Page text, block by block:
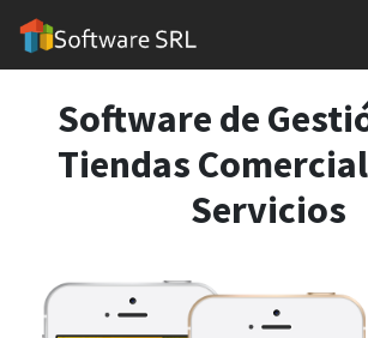
Software de
Tiendas
Servicios